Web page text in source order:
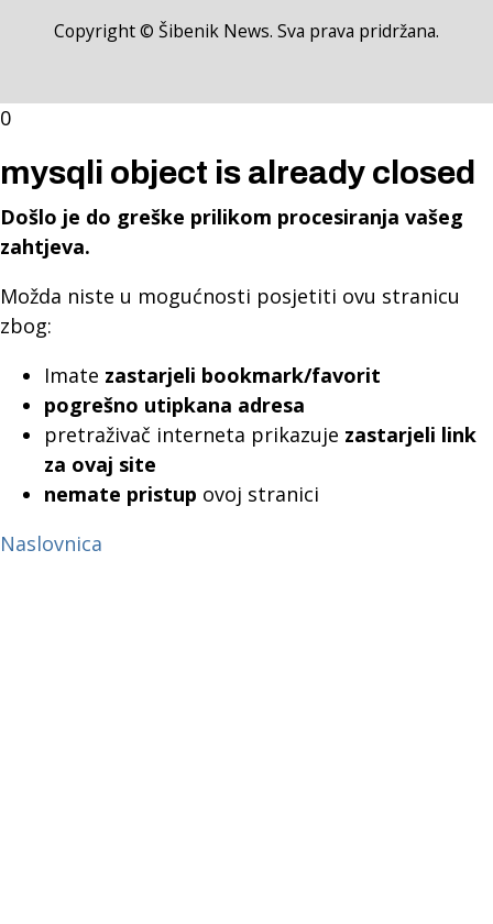
Copyright © Šibenik News. Sva prava pridržana.
0
mysqli object is already closed
Došlo je do greške prilikom procesiranja vašeg
zahtjeva.
Možda niste u mogućnosti posjetiti ovu stranicu
zbog:
Imate zastarjeli bookmark/favorit
pogrešno utipkana adresa
pretraživač interneta prikazuje zastarjeli link
za ovaj site
nemate pristup ovoj stranici
Naslovnica